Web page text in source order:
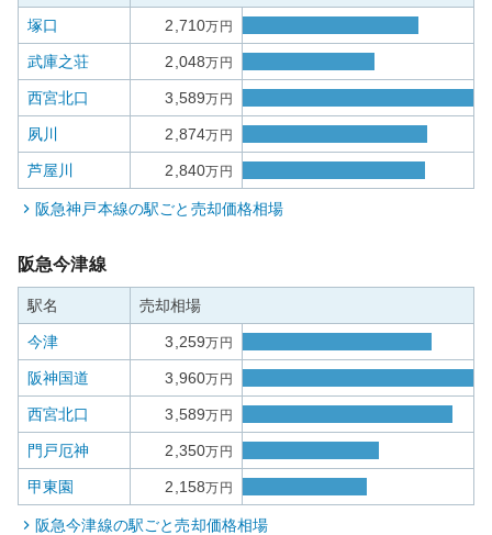
塚口 2,710万円
武庫之荘 2,048万円
西宮北口 3,589万円
夙川 2,874万円
芦屋川 2,840万円
阪急神戸本線の駅ごと売却価格相場
阪急今津線
駅名 売却相場
今津 3,259万円
阪神国道 3,960万円
西宮北口 3,589万円
門戸厄神 2,350万円
甲東園 2,158万円
阪急今津線の駅ごと売却価格相場